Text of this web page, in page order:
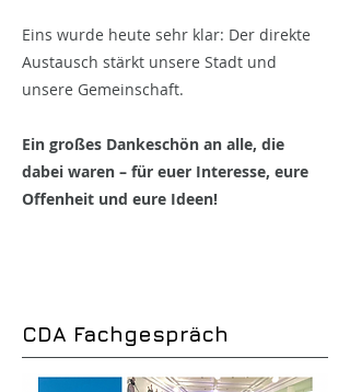
Eins wurde heute sehr klar: Der direkte
Austausch stärkt unsere Stadt und
unsere Gemeinschaft.
Ein großes Dankeschön an alle, die
dabei waren – für euer Interesse, eure
Offenheit und eure Ideen!
CDA Fachgespräch